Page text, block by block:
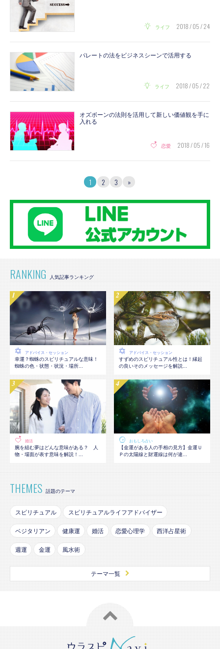
ライフ 2018 / 05 / 24
パレートの法をビジネスシーンで活用する
ライフ 2018 / 05 / 22
オズボーンの法則を活用して新しい価値観を手に
入れる
恋愛 2018 / 05 / 16
1 2 3 »
RANKING
アドバイス・セッション
幸運？蜘蛛のスピリチュアルな意味！
蜘蛛の色・状態・状況・場所...
アドバイス・セッション
すずめのスピリチュアル性とは！縁起
の良いそのメッセージを解説...
婚活
腕を組む夢はどんな意味がある？ 人
物・場面が表す意味を解説！...
おもしろ占い
【金運がある人の手相の見方】金運Ｕ
Ｐの太陽線と財運線は何が違...
THEMES 話題のテーマ
スピリチュアル スピリチュアルライフアドバイザー
ベジタリアン 健康運 婚活 恋愛心理学 西洋占星術
週運 金運 風水術
テーマ一覧